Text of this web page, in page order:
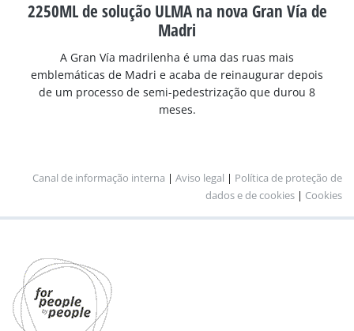
2250ML de solução ULMA na nova Gran Vía de
Madri
A Gran Vía madrilenha é uma das ruas mais
emblemáticas de Madri e acaba de reinaugurar depois
de um processo de semi-pedestrização que durou 8
meses.
Canal de informação interna | Aviso legal | Política de proteção de
dados e de cookies | Cookies